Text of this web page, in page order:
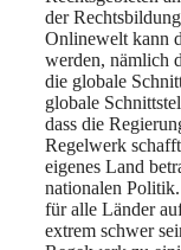
der
Onlinewelt kann
werden, nämlich
die globale
globale
dass die
Regelwerk
eigenes Land
nationalen
für alle Länder
extrem schwer